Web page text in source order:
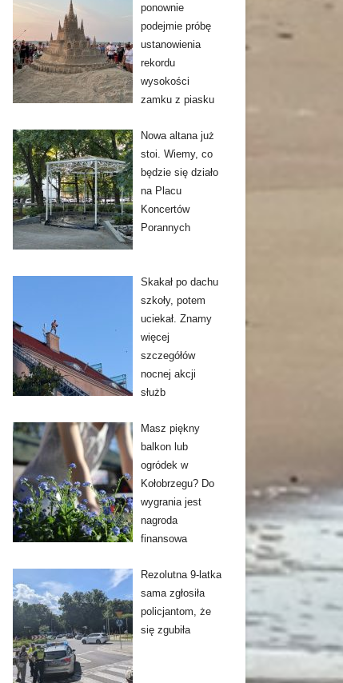
ponownie
podejmie próbę
ustanowienia
rekordu
wysokości
zamku z piasku
Nowa altana już
stoi. Wiemy, co
będzie się działo
na Placu
Koncertów
Porannych
Skakał po dachu
szkoły, potem
uciekał. Znamy
więcej
szczegółów
nocnej akcji
służb
Masz piękny
balkon lub
ogródek w
Kołobrzegu? Do
wygrania jest
nagroda
finansowa
Rezolutna 9-latka
sama zgłosiła
policjantom, że
się zgubiła